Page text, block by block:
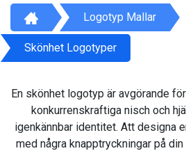
Logotyp Mallar
Skönhet Logotyper
En skönhet logotyp är avgörande
konkurrenskraftiga nisch och
igenkännbar identitet. Att designa
med några knapptryckningar på